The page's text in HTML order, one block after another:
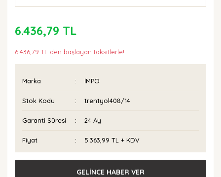
6.436,79 TL
6.436,79 TL den başlayan taksitlerle!
Marka İMPO
Stok Kodu trentyol408/14
Garanti Süresi 24 Ay
Fiyat 5.363,99 TL + KDV
GELİNCE HABER VER